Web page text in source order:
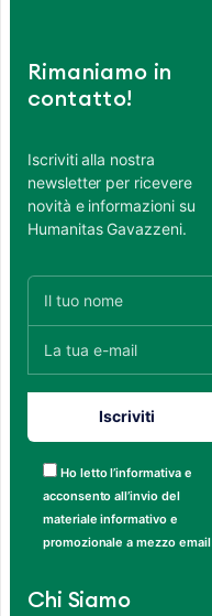
Rimaniamo in
contatto!
Iscriviti alla nostra
newsletter per ricevere
novità e informazioni su
Humanitas Gavazzeni.
Ho letto l’informativa e
acconsento all’invio del
materiale informativo e
promozionale a mezzo email
Chi Siamo